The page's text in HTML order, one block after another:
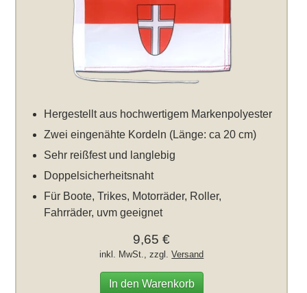
Hergestellt aus hochwertigem Markenpolyester
Zwei eingenähte Kordeln (Länge: ca 20 cm)
Sehr reißfest und langlebig
Doppelsicherheitsnaht
Für Boote, Trikes, Motorräder, Roller,
Fahrräder, uvm geeignet
9,65 €
inkl. MwSt., zzgl.Versand
In den Warenkorb